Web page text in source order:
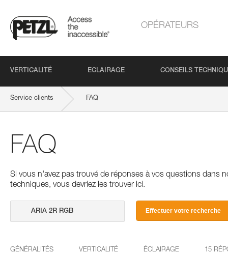
OPÉRATEURS
VERTICALITÉ ECLAIRAGE CONSEILS
Service clients FAQ
FAQ
Si vous n'avez pas trouvé de réponses à vos questions dans
techniques, vous devriez les trouver ici.
Effectuer votre recherche
GÉNÉRALITÉS VERTICALITÉ ÉCLAIRAGE 15